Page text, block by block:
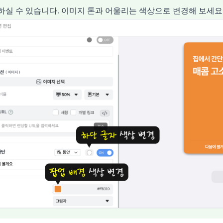
실 수 있습니다. 이미지 톤과 어울리는 색상으로 변경해 보세